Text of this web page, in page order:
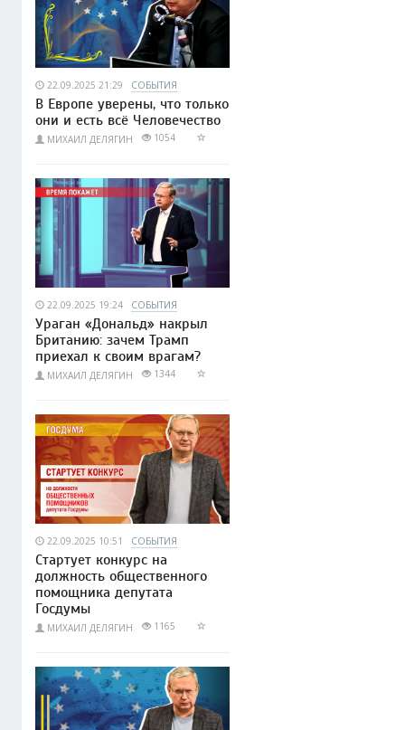
22.09.2025 21:29 СОБЫТИЯ
В Европе уверены, что только
они и есть всё Человечество
МИХАИЛ ДЕЛЯГИН 1054
22.09.2025 19:24 СОБЫТИЯ
Ураган «Дональд» накрыл
Британию: зачем Трамп
приехал к своим врагам?
МИХАИЛ ДЕЛЯГИН 1344
22.09.2025 10:51 СОБЫТИЯ
Стартует конкурс на
должность общественного
помощника депутата
Госдумы
МИХАИЛ ДЕЛЯГИН 1165